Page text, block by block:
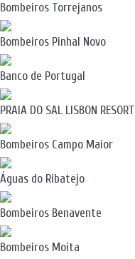
Bombeiros Torrejanos
Bombeiros Pinhal Novo
Banco de Portugal
PRAIA DO SAL LISBON RESORT
Bombeiros Campo Maior
Águas do Ribatejo
Bombeiros Benavente
Bombeiros Moita